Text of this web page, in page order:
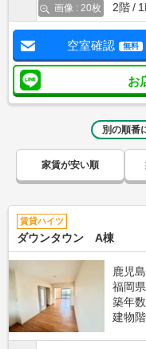
画像 : 20枚
2階
空室確認 無料
お
別の順番
家賃が安い順
賃貸ハイツ
ダウンタウン A棟
鹿児
福岡
築年数
建物